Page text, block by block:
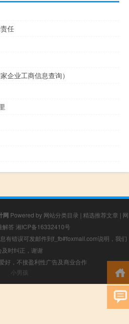
任
企业工商信息查询）
网 Powered by 网站分类目录 | 精选推荐文章 | 网
解答 湘ICP备16332410号
有错误可发邮件到f_fb#foxmail.com说明，我们
及时纠正，谢谢
好，不接盈利性广告及商业合作
小男孩